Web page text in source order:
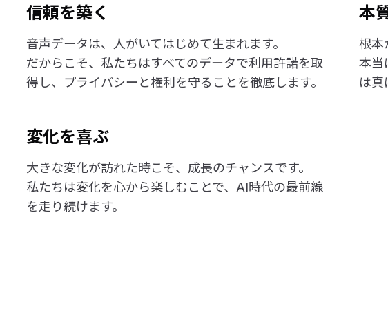
信頼を築く
音声データは、人がいてはじめて生まれます。
だからこそ、私たちはすべてのデータで利用許諾を取
得し、プライバシーと権利を守ることを徹底します。
本
根本
本当
は真
変化を喜ぶ
大きな変化が訪れた時こそ、成長のチャンスです。
私たちは変化を心から楽しむことで、AI時代の最前線
を走り続けます。